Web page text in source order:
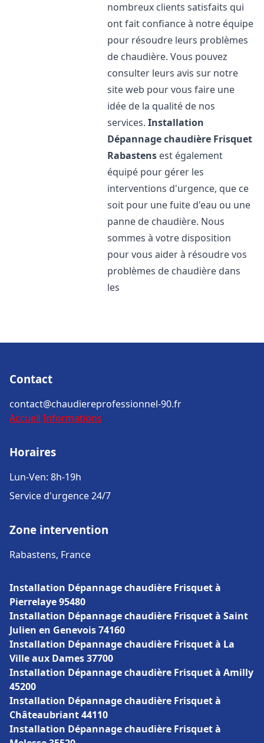
nombreux clients satisfaits qui
ont fait confiance à notre équipe
pour résoudre leurs problèmes
de chaudière. Vous pouvez
consulter leurs avis sur notre
site web pour vous faire une
idée de la qualité de nos
services.Installation
Dépannage chaudière Frisquet
Rabastens est également
équipé pour gérer les
interventions d'urgence, que ce
soit pour une fuite d'eau ou une
panne de chaudière. Nous
sommes à votre disposition
pour vous aider à résoudre vos
problèmes de chaudière dans
les
Contact
contact@chaudiereprofessionnel-90.fr
Accueil Informations
Horaires
Lun-Ven: 8h-19h
Service d'urgence 24/7
Zone intervention
Rabastens, France
Installation Dépannage chaudière Frisquet à
Pierrelaye 95480
Installation Dépannage chaudière Frisquet à Saint
Julien en Genevois 74160
Installation Dépannage chaudière Frisquet à La
Ville aux Dames 37700
Installation Dépannage chaudière Frisquet à Amilly
45200
Installation Dépannage chaudière Frisquet à
Châteaubriant 44110
Installation Dépannage chaudière Frisquet à